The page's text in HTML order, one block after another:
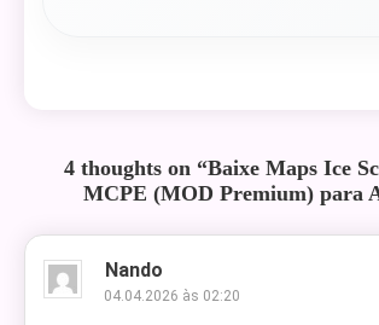
4 thoughts on “Baixe Maps Ice
MCPE (MOD Premium) para
Nando
04.04.2026 às 02:20